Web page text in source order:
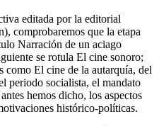
editada por la editorial
comprobaremos que la etapa
Narración de un aciago
se rotula El cine sonoro;
como El cine de la autarquía, del
periodo socialista, el mandato
hemos dicho, los aspectos
histórico-políticas.